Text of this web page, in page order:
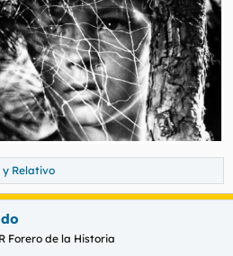
y Relativo
Forero de la Historia